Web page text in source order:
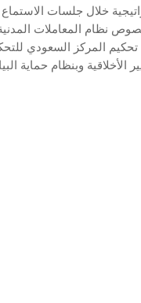
خلال جلسات الاستماع
نصوص نظام المعاملات
المركز السعودي
الأخلاقية وبنظام حماية